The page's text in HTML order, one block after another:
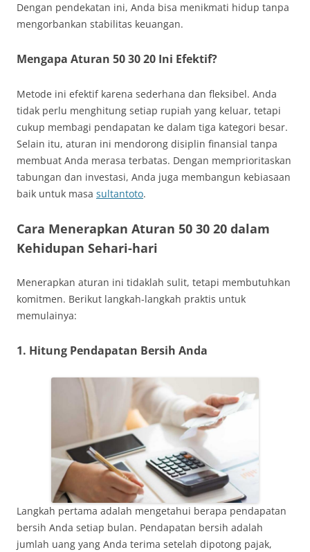
Dengan pendekatan ini, Anda bisa menikmati hidup tanpa
mengorbankan stabilitas keuangan.
Mengapa Aturan 50 30 20 Ini Efektif?
Metode ini efektif karena sederhana dan fleksibel. Anda
tidak perlu menghitung setiap rupiah yang keluar, tetapi
cukup membagi pendapatan ke dalam tiga kategori besar.
Selain itu, aturan ini mendorong disiplin finansial tanpa
membuat Anda merasa terbatas. Dengan memprioritaskan
tabungan dan investasi, Anda juga membangun kebiasaan
baik untuk masa sultantoto.
Cara Menerapkan Aturan 50 30 20 dalam
Kehidupan Sehari-hari
Menerapkan aturan ini tidaklah sulit, tetapi membutuhkan
komitmen. Berikut langkah-langkah praktis untuk
memulainya:
1. Hitung Pendapatan Bersih Anda
Langkah pertama adalah mengetahui berapa pendapatan
bersih Anda setiap bulan. Pendapatan bersih adalah
jumlah uang yang Anda terima setelah dipotong pajak,